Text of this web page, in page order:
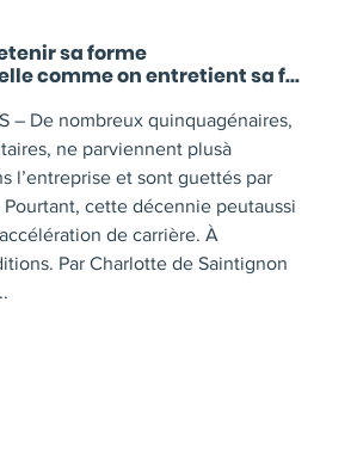
sa forme
comme on entretient sa f...
– De nombreux quinquagénaires,
ne parviennent plusà
l’entreprise et sont guettés par
Pourtant, cette décennie peutaussi
de carrière. À
Par Charlotte de Saintignon